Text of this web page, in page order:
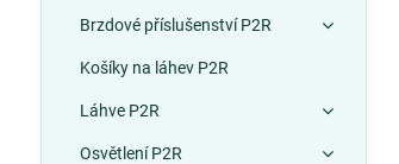
Brzdové příslušenství P2R
Košíky na láhev P2R
Láhve P2R
Osvětlení P2R